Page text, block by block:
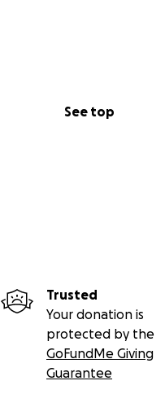
See top
Trusted
Your donation is
protected by the
GoFundMe Giving
Guarantee